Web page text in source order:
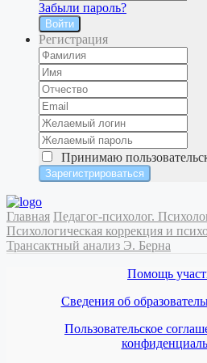
Забыли пароль?
Войти
Регистрация
Принимаю
Главная Педагог-психолог.
Психологическая коррекция и
Трансактный анализ Э. Берна
Помощь
Сведения об
Пользовательское